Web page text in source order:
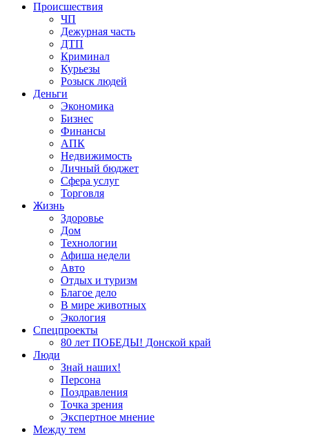
Происшествия
ЧП
Дежурная часть
ДТП
Криминал
Курьезы
Розыск людей
Деньги
Экономика
Бизнес
Финансы
АПК
Недвижимость
Личный бюджет
Сфера услуг
Торговля
Жизнь
Здоровье
Дом
Технологии
Афиша недели
Авто
Отдых и туризм
Благое дело
В мире животных
Экология
Спецпроекты
80 лет ПОБЕДЫ! Донской край
Люди
Знай наших!
Персона
Поздравления
Точка зрения
Экспертное мнение
Между тем